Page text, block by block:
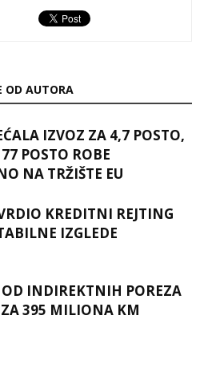
OD AUTORA
IZVOZ ZA 4,7 POSTO,
POSTO ROBE
NA TRŽIŠTE EU
KREDITNI REJTING
IZGLEDE
INDIREKTNIH POREZA
ZA 395 MILIONA KM